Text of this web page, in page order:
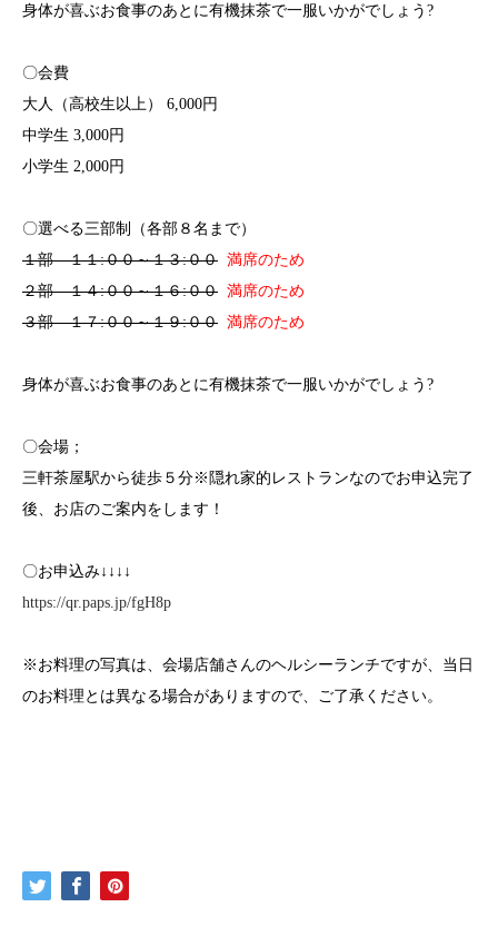
身体が喜ぶお食事のあとに有機抹茶で一服いかがでしょう ?
〇会費
大人（高校生以上） 6,000円
中学生 3,000円
小学生 2,000円
〇選べる三部制（各部８名まで）
１部 １１:００～１３:００ 満席のため
２部 １４:００～１６:００ 満席のため
３部 １７:００～１９:００ 満席のため
身体が喜ぶお食事のあとに有機抹茶で一服いかがでしょう ?
〇会場；
三軒茶屋駅から徒歩５分※隠れ家的レストランなのでお申込完了
後、お店のご案内をします！
〇お申込み↓↓↓↓
https://qr.paps.jp/fgH8p
※ お料理の写真は、会場店舗さんのヘルシーランチですが、当日
のお料理とは異なる場合がありますので、ご了承ください。